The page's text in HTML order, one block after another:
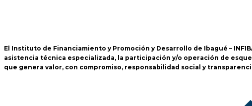
El Instituto de Financiamiento y Promoción y Desarrollo de Ibagué –
asistencia técnica especializada, la participación y/o operación de
que genera valor, con compromiso, responsabilidad social y